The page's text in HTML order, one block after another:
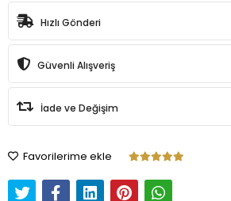
Hızlı Gönderi
Güvenli Alışveriş
İade ve Değişim
Favorilerime ekle